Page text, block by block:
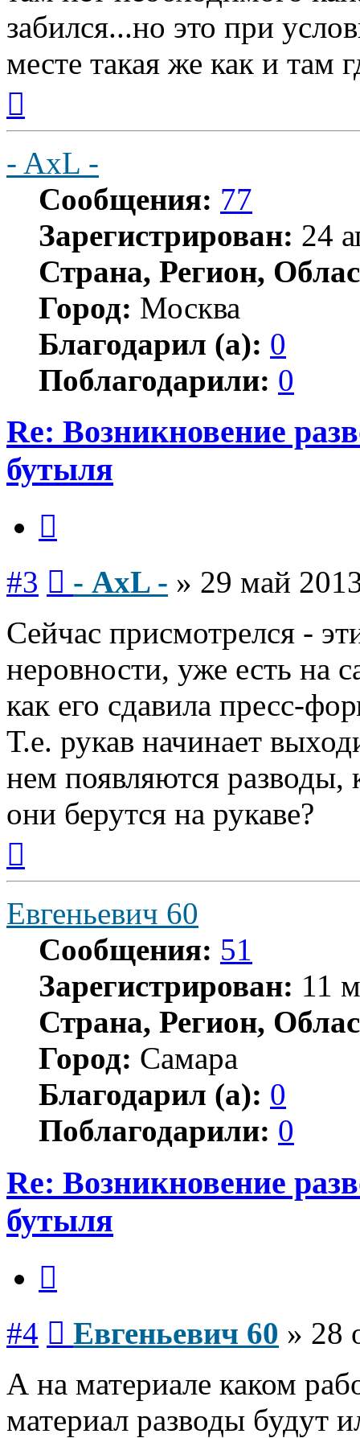
забился...но это при
месте такая же как и там
началу
- AxL -
Сообщения: 77
Зарегистрирован: 24
Страна, Регион,
Город: Москва
Благодарил (а): 0
Поблагодарили: 0
Re: Возникновение
бутыля
#3 - AxL - » 29 май
Сейчас присмотрелся -
неровности, уже есть на
как его сдавила пресс-
Т.е. рукав начинает
нем появляются разводы,
они берутся на рукаве?
началу
Евгеньевич 60
Сообщения: 51
Зарегистрирован: 11
Страна, Регион,
Город: Самара
Благодарил (а): 0
Поблагодарили: 0
Re: Возникновение
бутыля
#4 Евгеньевич 60 » 28
А на материале каком
материал разводы будут